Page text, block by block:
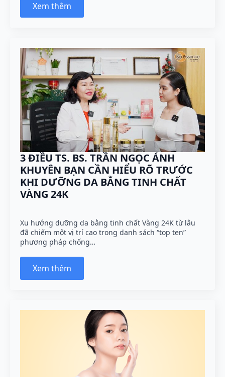
Xem thêm
3 ĐIỀU TS. BS. TRẦN NGỌC ÁNH
KHUYÊN BẠN CẦN HIỂU RÕ TRƯỚC
KHI DƯỠNG DA BẰNG TINH CHẤT
VÀNG 24K
Xu hướng dưỡng da bằng tinh chất Vàng 24K từ lâu
đã chiếm một vị trí cao trong danh sách “top ten”
phương pháp chống…
Xem thêm